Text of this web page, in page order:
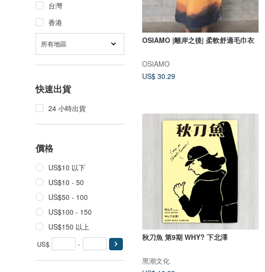
台灣
香港
所有地區
快速出貨
24 小時出貨
價格
US$10 以下
US$10 - 50
US$50 - 100
US$100 - 150
US$150 以上
US$ -
OSIAMO |離岸之後| 柔軟舒適毛巾衣
OSIAMO
US$ 30.29
秋刀魚 第9期 WHY? 下北澤
黑潮文化